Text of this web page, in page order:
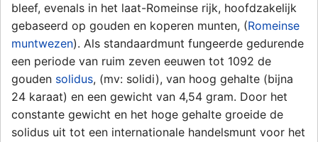
bleef, evenals in het laat-Romeinse rijk, hoofdzakelijk
gebaseerd op gouden en koperen munten, (Romeinse
muntwezen). Als standaardmunt fungeerde gedurende
een periode van ruim zeven eeuwen tot 1092 de
gouden solidus, (mv: solidi), van hoog gehalte (bijna
24 karaat) en een gewicht van 4,54 gram. Door het
constante gewicht en het hoge gehalte groeide de
solidus uit tot een internationale handelsmunt voor het